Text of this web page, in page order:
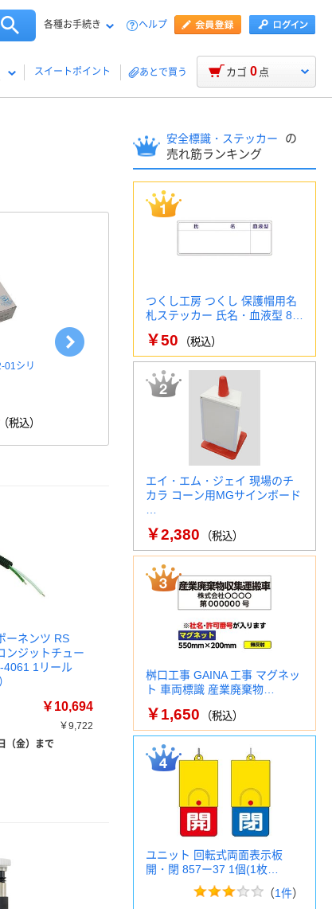
各種お手続き ヘルプ
スイートポイント あとで買う カゴ 0 点
シリ
税込）
ゲージ DI-CV111 …
（税込）
ーネンツ RS
ンジットチュー
4061 1リール
￥10,694
￥9,722
（金）まで
安全標識・ステッカー
の
売れ筋ランキング
つくし工房 つくし 保護帽用名
札ステッカー 氏名・血液型 8…
￥50 （税込）
エイ・エム・ジェイ 現場のチ
カラ コーン用MGサインボード
￥2,380 （税込）
桝口工事 GAINA 工事 マグネッ
ト 車両標識 産業廃棄物…
￥1,650 （税込）
ユニット 回転式両面表示板
開・閉 857ー37 1個(1枚…
（1件）